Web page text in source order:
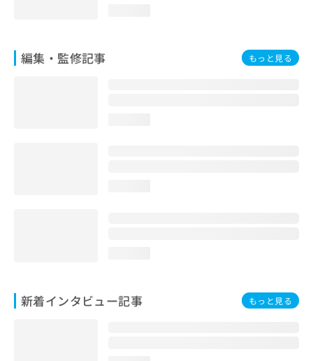
編集・監修記事 もっと見る
新着インタビュー記事 もっと見る